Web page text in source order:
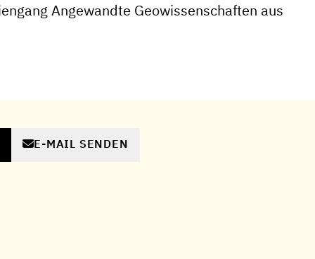
Angewandte Geowissenschaften aus
E-MAIL SENDEN